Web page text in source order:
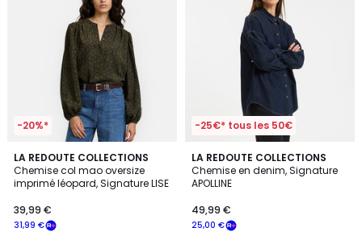
-20%*
LA REDOUTE COLLECTIONS
Chemise col mao oversize
imprimé léopard, Signature LISE
31,99 €
39,99 €
-25€* tous les 50€
LA REDOUTE COLLECTIONS
Chemise en denim, Signature
APOLLINE
25,00 €
49,99 €
4,2
/ 5